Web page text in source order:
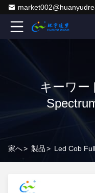
キーワ
家へ> 製品> Led Cob